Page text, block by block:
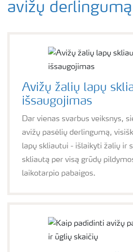
avižų derlingumą
Avižų žalių lapų
išsaugojimas
Dar vienas svarbus veiksnys,
avižų pasėlių derlingumą,
lapų skliautui - išlaikyti žalių ir
skliautą per visą grūdų
laikotarpio pabaigos.